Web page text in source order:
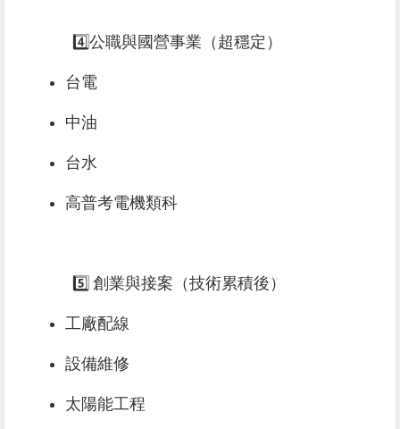
4️⃣公職與國營事業（超穩定）
台電
中油
台水
高普考電機類科
5️⃣ 創業與接案（技術累積後）
工廠配線
設備維修
太陽能工程